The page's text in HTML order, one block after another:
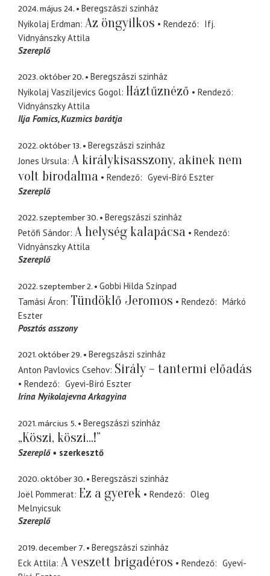
2024. május 24.
Beregszászi szinház
Nyikolaj Erdman Az öngyilkos Rendező
Ifj.
Vidnyánszky Attila
Szereplő
2023. október 20.
Beregszászi szinház
Nyikolaj Vasziljevics Gogol Háztűznéző
Rendező
Vidnyánszky Attila
Ilja Fomics Kuzmics barátja
2022. október 13.
Beregszászi szinház
Jones Ursula A királykisasszony, akinek nem
volt birodalma
Rendező
Gyevi-Bíró Eszter
Szereplő
2022. szeptember 30.
Beregszászi szinház
Petőfi Sándor A helység kalapácsa
Rendező
Vidnyánszky Attila
Szereplő
2022. szeptember 2.
Gobbi Hilda Színpad
Tamási Áron Tündöklő Jeromos Rendező
Márkó
Eszter
Posztós asszony
2021. október 29.
Beregszászi szinház
Anton Pavlovics Csehov Sirály – tantermi előadás
Rendező
Gyevi-Bíró Eszter
Irina Nyikolajevna Arkagyina
2021. március 5. Beregszászi szinház
„Köszi, köszi...!”
Szereplő szerkesztő
2020. október 30.
Beregszászi szinház
Joël Pommerat Ez a gyerek Rendező
Oleg
Melnyicsuk
Szereplő
2019. december 7.
Beregszászi szinház
Eck Attila A veszett brigadéros Rendező
Gyevi-